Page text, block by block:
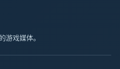
游戏媒体。